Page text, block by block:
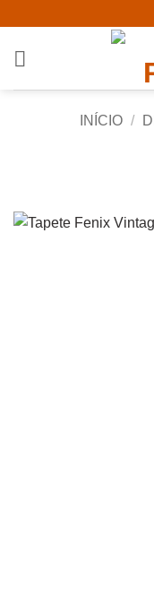
content
INÍCIO /